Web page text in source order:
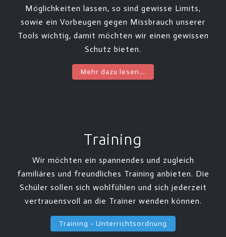
Möglichkeiten lassen, so sind gewisse Limits,
sowie ein Vorbeugen gegen Missbrauch unserer
Tools wichtig, damit möchten wir einen gewissen
Schutz bieten.
Mehr dazu lesen...
Training
Wir möchten ein spannendes und zugleich
familiäres und freundliches Training anbieten. Die
Schüler sollen sich wohlfühlen und sich jederzeit
vertrauensvoll an die Trainer wenden können.
Training - Unterrichtsordnung